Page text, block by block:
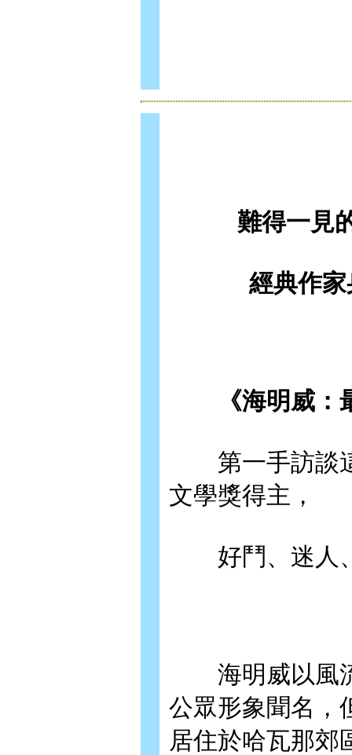
難得一見
經典作
《海明威：
第一手訪談這
文學獎得主，
好鬥、迷人、
海明威以風流
公眾形象聞名，
居住於哈瓦那郊